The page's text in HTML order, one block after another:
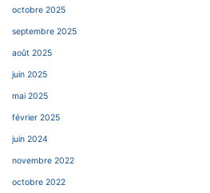
octobre 2025
septembre 2025
août 2025
juin 2025
mai 2025
février 2025
juin 2024
novembre 2022
octobre 2022